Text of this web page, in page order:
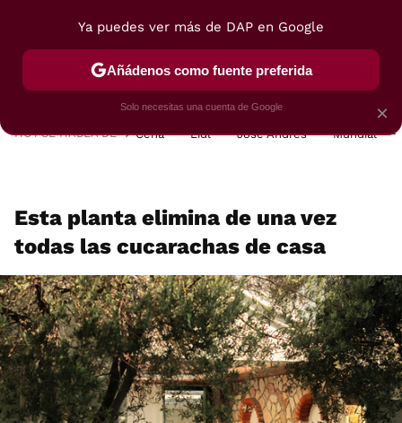
POSTRES VIAJES SELECCIÓN VEGUI
HOY SE HABLA DE Cena Lidl José Andrés Mundial
Esta planta elimina de una vez
todas las cucarachas de casa
×
Ya puedes ver más de DAP en Google
Añádenos como fuente preferida
Solo necesitas una cuenta de Google